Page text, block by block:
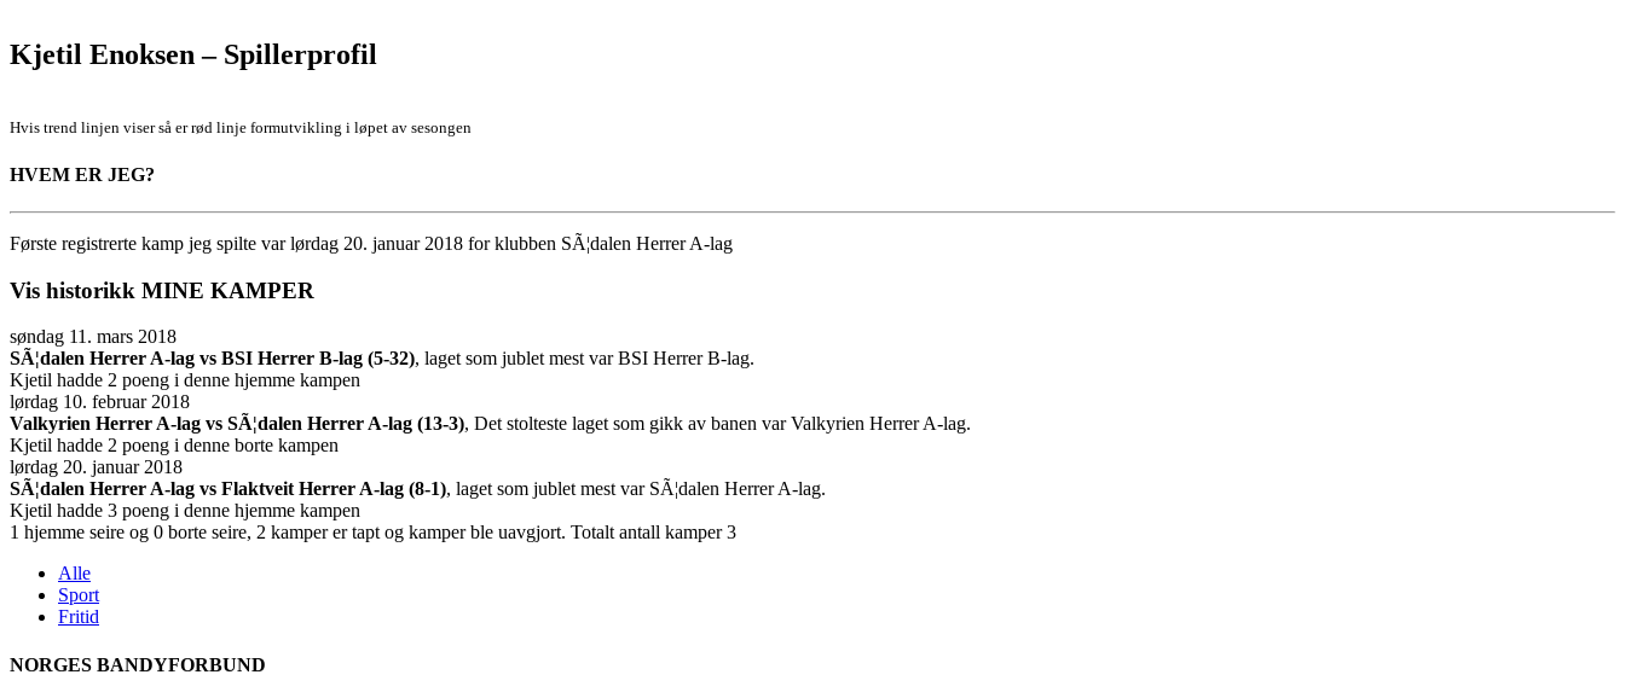
Kjetil Enoksen – Spillerprofil
Hvis trend linjen viser så er rød linje formutvikling i løpet av sesongen
HVEM ER JEG?
Første registrerte kamp jeg spilte var lørdag 20. januar 2018 for klubben SÃ¦dalen Herrer A-lag
Vis historikk MINE KAMPER
søndag 11. mars 2018
SÃ¦dalen Herrer A-lag vs BSI Herrer B-lag (5-32), laget som jublet mest var BSI Herrer B-lag.
Kjetil hadde 2 poeng i denne hjemme kampen
lørdag 10. februar 2018
Valkyrien Herrer A-lag vs SÃ¦dalen Herrer A-lag (13-3), Det stolteste laget som gikk av banen var Valkyrien Herrer A-lag.
Kjetil hadde 2 poeng i denne borte kampen
lørdag 20. januar 2018
SÃ¦dalen Herrer A-lag vs Flaktveit Herrer A-lag (8-1), laget som jublet mest var SÃ¦dalen Herrer A-lag.
Kjetil hadde 3 poeng i denne hjemme kampen
1 hjemme seire og 0 borte seire, 2 kamper er tapt og kamper ble uavgjort. Totalt antall kamper 3
Alle
Sport
Fritid
NORGES BANDYFORBUND